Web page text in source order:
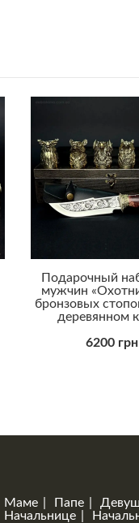
Подарочный
мужчин
бронзовых
деревянном
6200 грн
Маме Папе
Начальнице